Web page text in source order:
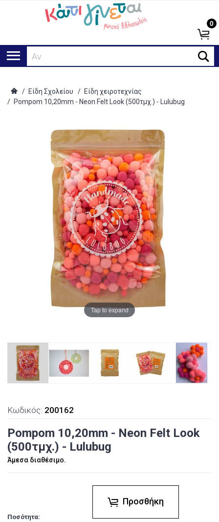
Αναζή
0
/ Είδη Σχολείου / Είδη χειροτεχνίας
/ Pompom 10,20mm - Neon Felt Look (500τμχ.) - Lulubug
Tap to expand
Κωδικός: 200162
Pompom 10,20mm - Neon Felt Look
(500τμχ.) - Lulubug
Άμεσα διαθέσιμο.
Ποσότητα:
Προσθήκη